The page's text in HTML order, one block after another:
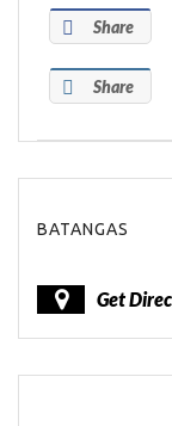
Share
Share
BATANGAS
Get